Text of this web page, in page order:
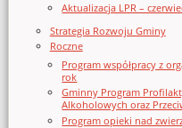
Aktualizacja LPR –
Strategia Rozwoju Gminy
Roczne
Program współpracy z
rok
Gminny Program
Alkoholowych oraz
Program opieki nad